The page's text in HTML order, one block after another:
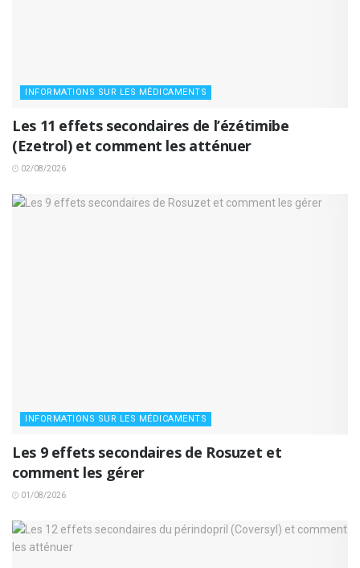
INFORMATIONS SUR LES MÉDICAMENTS
Les 11 effets secondaires de l’ézétimibe
(Ezetrol) et comment les atténuer
02/08/2026
INFORMATIONS SUR LES MÉDICAMENTS
Les 9 effets secondaires de Rosuzet et
comment les gérer
01/08/2026